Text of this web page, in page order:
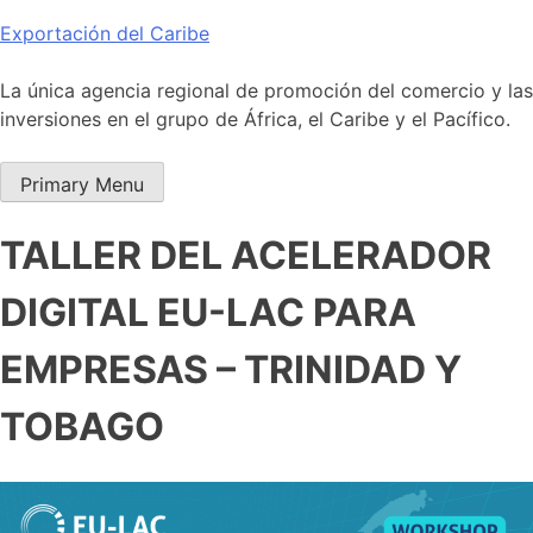
Skip
content
Exportación del Caribe
La única agencia regional de promoción del comercio y las
inversiones en el grupo de África, el Caribe y el Pacífico.
Primary Menu
TALLER DEL ACELERADOR
DIGITAL EU-LAC PARA
EMPRESAS – TRINIDAD Y
TOBAGO